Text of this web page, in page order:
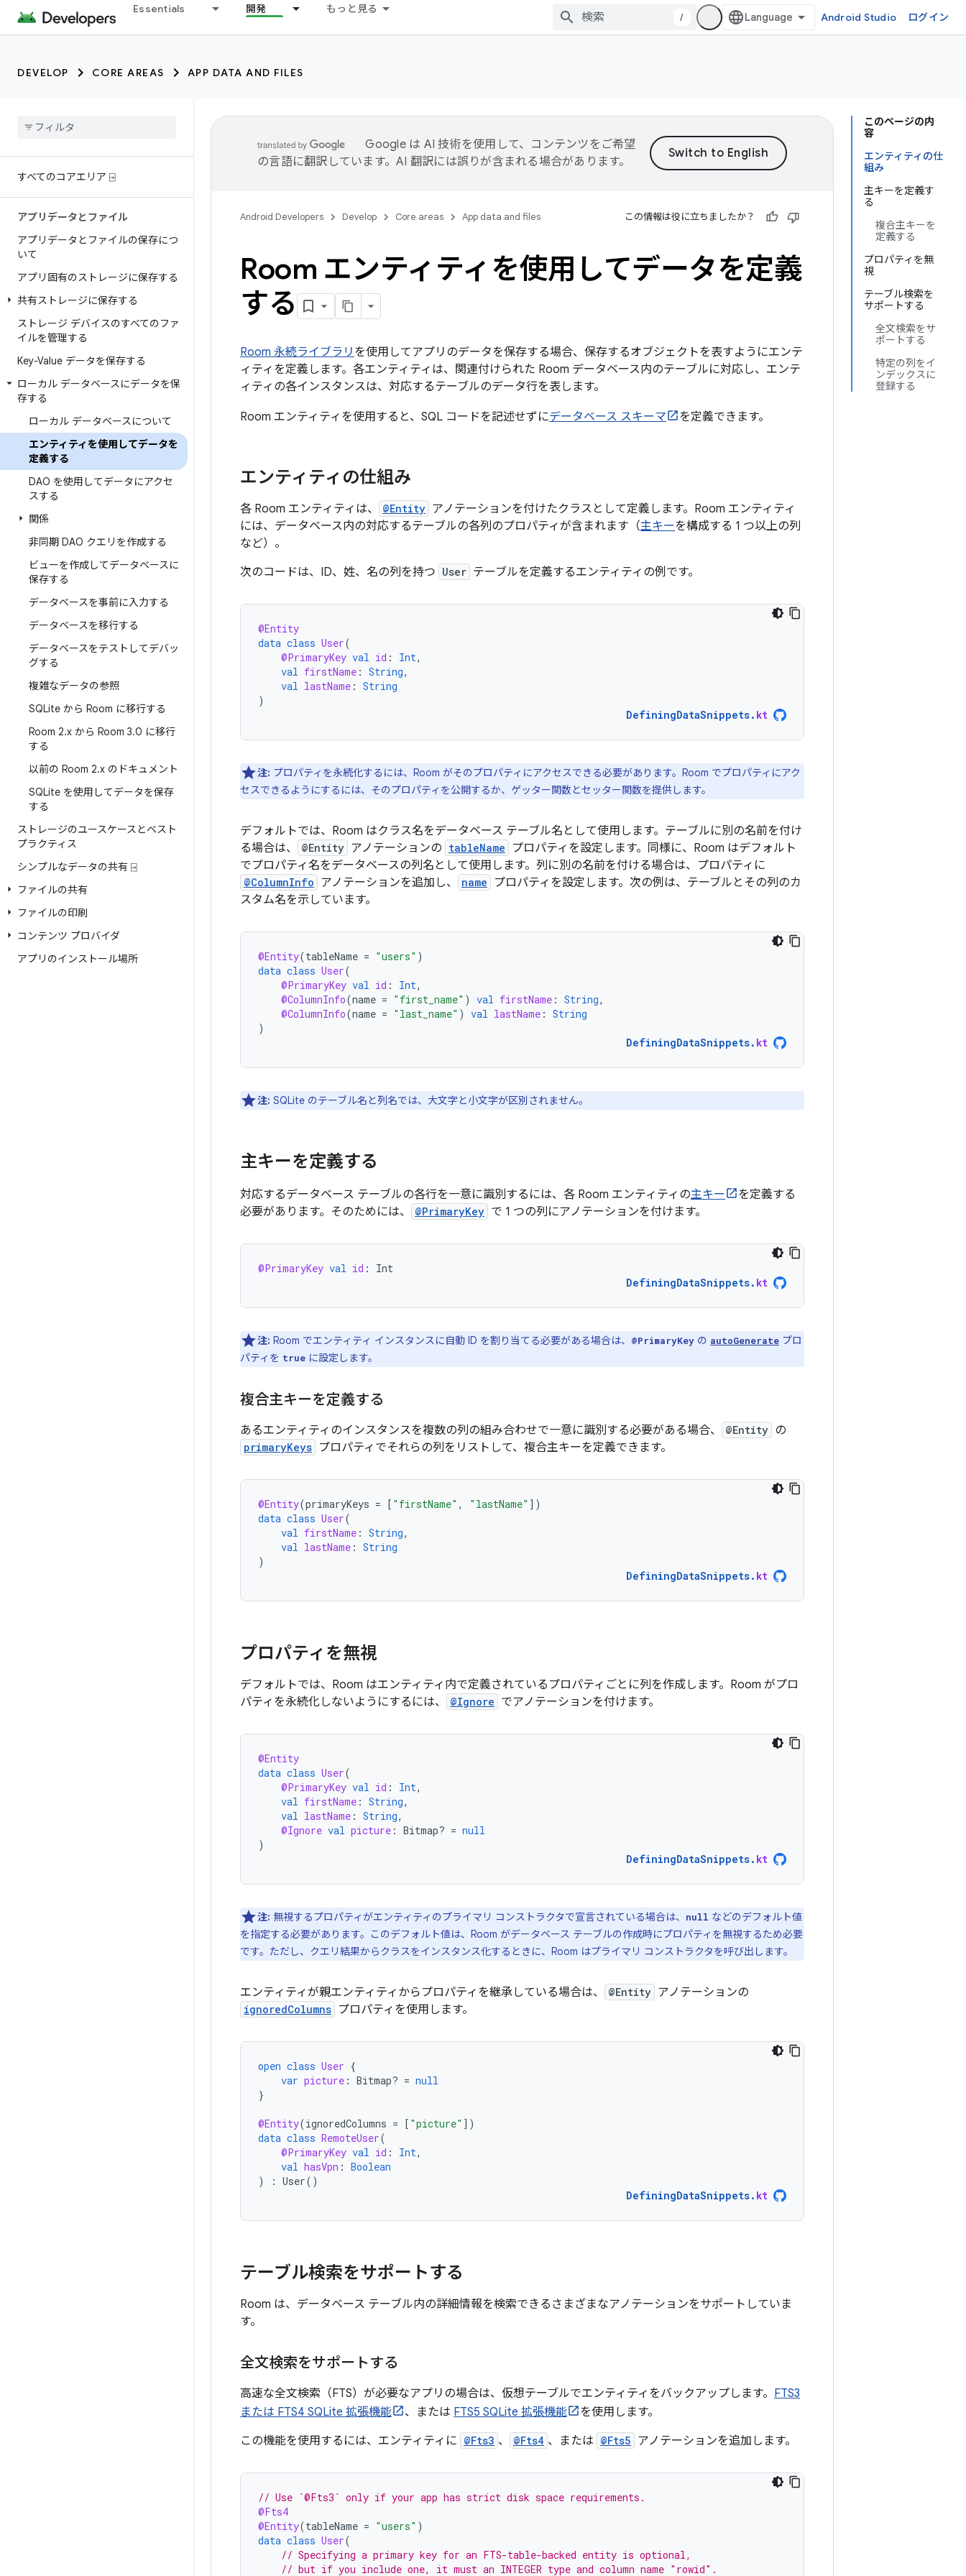
Essentials 開発 もっと見る
/ Android Studio ログイン
DEVELOP CORE AREAS APP DATA AND FILES
すべてのコアエリア ⍈
アプリデータとファイル
アプリデータとファイルの保存につ
いて
アプリ固有のストレージに保存する
共有ストレージに保存する
ストレージ デバイスのすべてのファ
イルを管理する
Key-Value データを保存する
ローカル データベースにデータを保
存する
ローカル データベースについて
エンティティを使用してデータを
定義する
DAO を使用してデータにアクセ
スする
関係
非同期 DAO クエリを作成する
ビューを作成してデータベースに
保存する
データベースを事前に入力する
データベースを移行する
データベースをテストしてデバッ
グする
複雑なデータの参照
SQLite から Room に移行する
Room 2.x から Room 3.0 に移行
する
以前の Room 2.x のドキュメント
SQLite を使用してデータを保存
する
ストレージのユースケースとベスト
プラクティス
シンプルなデータの共有 ⍈
ファイルの共有
ファイルの印刷
コンテンツ プロバイダ
アプリのインストール場所
このページの内
容
エンティティの仕
組み
主キーを定義す
る
複合主キーを
定義する
プロパティを無
視
テーブル検索を
サポートする
全文検索をサ
ポートする
特定の列をイ
ンデックスに
登録する
Google は AI 技術を使用して、コンテンツをご希望
の言語に翻訳しています。AI 翻訳には誤りが含まれる場合があります。
Android Developers Develop Core areas App data and files この情報は役に立ちましたか？
Room エンティティを使用してデータを定義
する
Room 永続ライブラリ を使用してアプリのデータを保存する場合、保存するオブジェクトを表すようにエンテ
ィティを定義します。各エンティティは、関連付けられた Room データベース内のテーブルに対応し、エンテ
ィティの各インスタンスは、対応するテーブルのデータ行を表します。
Room エンティティを使用すると、SQL コードを記述せずにデータベース スキーマ を定義できます。
エンティティの仕組み
各 Room エンティティは、 @Entity アノテーションを付けたクラスとして定義します。Room エンティティ
には、データベース内の対応するテーブルの各列のプロパティが含まれます（主キーを構成する 1 つ以上の列
など）。
次のコードは、ID、姓、名の列を持つ User テーブルを定義するエンティティの例です。
@Entity
data class User(
@PrimaryKey val id : Int,
val firstName : String,
val lastName : String
)
DefiningDataSnippets. kt
注: プロパティを永続化するには、Room がそのプロパティにアクセスできる必要があります。Room でプロパティにアク
セスできるようにするには、そのプロパティを公開するか、ゲッター関数とセッター関数を提供します。
デフォルトでは、Room はクラス名をデータベース テーブル名として使用します。テーブルに別の名前を付け
る場合は、
@Entity アノテーションの tableName
プロパティを設定します。同様に、Room はデフォルト
でプロパティ名をデータベースの列名として使用します。列に別の名前を付ける場合は、プロパティに
@ColumnInfo アノテーションを追加し、 name
プロパティを設定します。次の例は、テーブルとその列のカ
スタム名を示しています。
@Entity(tableName = "users" )
data class User(
@PrimaryKey val id : Int,
@ColumnInfo(name = "first_name" ) val firstName : String,
@ColumnInfo(name = "last_name" ) val lastName : String
)
DefiningDataSnippets. kt
注: SQLite のテーブル名と列名では、大文字と小文字が区別されません。
主キーを定義する
対応するデータベース テーブルの各行を一意に識別するには、各 Room エンティティの主キー
を定義する
必要があります。そのためには、
@PrimaryKey で 1 つの列にアノテーションを付けます。
@PrimaryKey val id :
Int
DefiningDataSnippets. kt
注: Room でエンティティ インスタンスに自動 ID を割り当てる必要がある場合は、 @PrimaryKey の autoGenerate プロ
パティを true に設定します。
複合主キーを定義する
あるエンティティのインスタンスを複数の列の組み合わせで一意に識別する必要がある場合、 @Entity の
primaryKeys プロパティでそれらの列をリストして、複合主キーを定義できます。
@Entity(primaryKeys = [ "firstName" , "lastName" ] )
data class User(
val firstName : String,
val lastName : String
)
DefiningDataSnippets. kt
プロパティを無視
デフォルトでは、Room はエンティティ内で定義されているプロパティごとに列を作成します。Room がプロ
パティを永続化しないようにするには、
@Ignore でアノテーションを付けます。
@Entity
data class User(
@PrimaryKey val id : Int,
val firstName : String,
val lastName : String,
@Ignore val picture : Bitmap? = null
)
DefiningDataSnippets. kt
注: 無視するプロパティがエンティティのプライマリ コンストラクタで宣言されている場合は、 null などのデフォルト値
を指定する必要があります。このデフォルト値は、Room がデータベース テーブルの作成時にプロパティを無視するため必要
です。ただし、クエリ結果からクラスをインスタンス化するときに、Room はプライマリ コンストラクタを呼び出します。
エンティティが親エンティティからプロパティを継承している場合は、 @Entity アノテーションの
ignoredColumns プロパティを使用します。
open class User {
var picture : Bitmap? = null
}
@Entity(ignoredColumns = [ "picture" ] )
data class RemoteUser(
@PrimaryKey val id : Int,
val hasVpn : Boolean
)
: User()
DefiningDataSnippets. kt
テーブル検索をサポートする
Room は、データベース テーブル内の詳細情報を検索できるさまざまなアノテーションをサポートしていま
す。
全文検索をサポートする
高速な全文検索（FTS）が必要なアプリの場合は、仮想テーブルでエンティティをバックアップします。 FTS3
または FTS4 SQLite 拡張機能
、または FTS5 SQLite 拡張機能
を使用します。
この機能を使用するには、エンティティに @Fts3 、 @Fts4 、または @Fts5 アノテーションを追加します。
// Use `@Fts3` only if your app has strict disk space requirements.
@Fts4
@Entity(tableName = "users" )
data class User(
// Specifying a primary key for an FTS-table-backed entity is optional,
// but if you include one, it must an INTEGER type and column name "rowid".